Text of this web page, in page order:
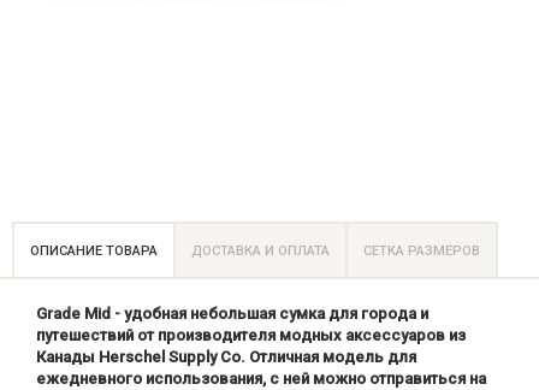
ОПИСАНИЕ ТОВАРА ДОСТАВКА И ОПЛАТА СЕТКА РАЗМЕРОВ
Grade Mid - удобная небольшая сумка для города и
путешествий от производителя модных аксессуаров из
Канады Herschel Supply Co. Отличная модель для
ежедневного использования, с ней можно отправиться на